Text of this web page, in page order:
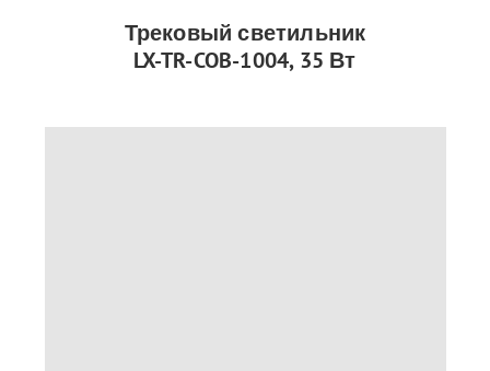
Трековый светильник
LX-TR-COB-1004, 35 Вт